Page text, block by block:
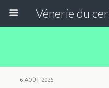
6 AOÛT 2026